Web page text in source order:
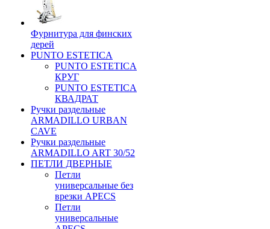
Фурнитура для финских
дерей
PUNTO ESTETICA
PUNTO ESTETICA
КРУГ
PUNTO ESTETICA
КВАДРАТ
Ручки раздельные
ARMADILLO URBAN
CAVE
Ручки раздельные
ARMADILLO ART 30/52
ПЕТЛИ ДВЕРНЫЕ
Петли
универсальные без
врезки APECS
Петли
универсальные